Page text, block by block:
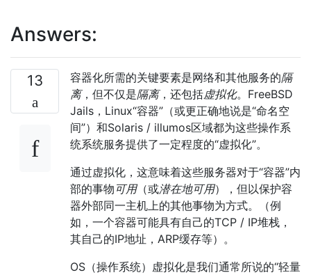
Answers:
13 容器化所需的关键要素是网络和其他服务的隔
离，但不仅是隔离，还包括虚拟化。FreeBSD
Jails，Linux“容器”（或更正确地说是“命名空
间”）和Solaris / illumos区域都为这些操作系
统系统服务提供了一定程度的“虚拟化”。
通过虚拟化，这意味着这些服务器对于“容器”内
部的事物 可用（或潜在地可用），但以保护容
器外部同一主机上的其他事物为方式。（例
如，一个容器可能具有自己的TCP / IP堆栈，
其自己的IP地址，ARP缓存等）。
OS（操作系统）虚拟化是我们通常所说的“轻量